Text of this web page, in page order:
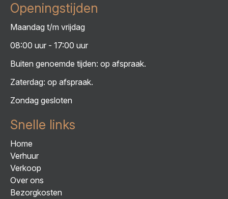
Openingstijden
Maandag t/m vrijdag
08:00 uur - 17:00 uur
Buiten genoemde tijden: op afspraak.
Zaterdag: op afspraak.
Zondag gesloten
Snelle links
Home
Verhuur
Verkoop
Over ons
Bezorgkosten